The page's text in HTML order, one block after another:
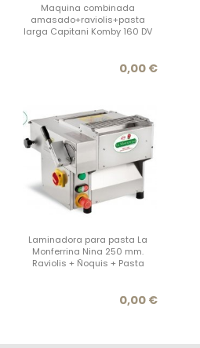
Maquina combinada
amasado+raviolis+pasta
larga Capitani Komby 160 DV
Precio
0,00 €
Laminadora para pasta La
Monferrina Nina 250 mm.
Raviolis + Ñoquis + Pasta
Precio
0,00 €